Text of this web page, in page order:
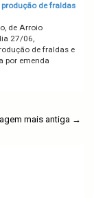
de fraldas
de Arroio
27/06,
de fraldas e
por emenda
mais antiga →